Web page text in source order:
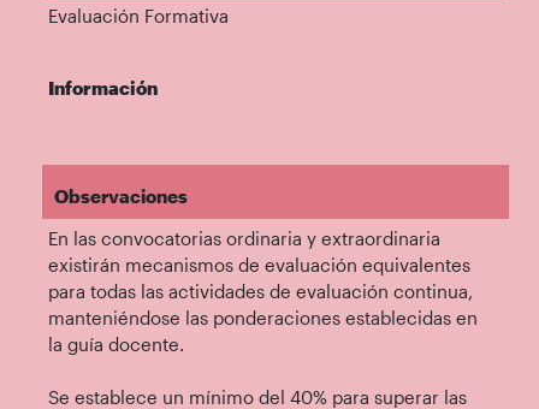
Evaluación Formativa
Información
Observaciones
En las convocatorias ordinaria y extraordinaria
existirán mecanismos de evaluación equivalentes
para todas las actividades de evaluación continua,
manteniéndose las ponderaciones establecidas en
la guía docente.
Se establece un mínimo del 40% para superar las